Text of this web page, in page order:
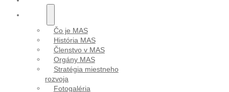
Čo je MAS
História MAS
Členstvo v MAS
Orgány MAS
Stratégia miestneho
rozvoja
Fotogaléria